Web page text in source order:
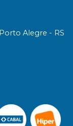
Alegre - RS